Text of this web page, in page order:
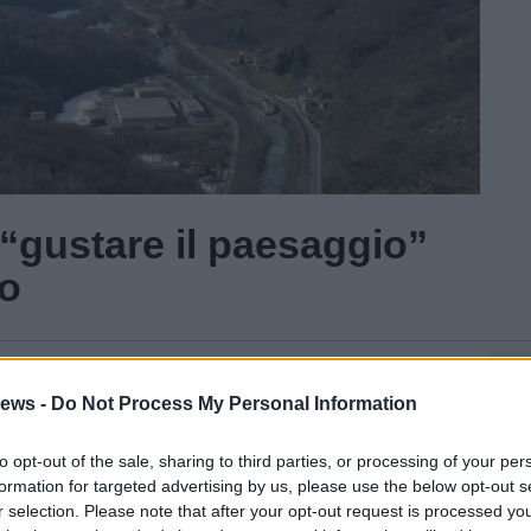
- Do Not Process My Personal Information
opt-out of the sale, sharing to third parties, or processing of your
for targeted advertising by us, please use the below opt-out
selection. Please note that after your opt-out request is processed
il paesaggio”